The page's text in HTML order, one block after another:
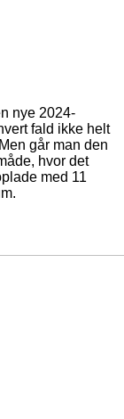
nye 2024-
fald ikke helt
går man den
hvor det
med 11